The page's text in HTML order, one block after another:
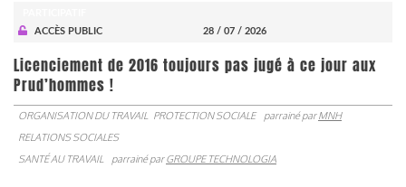
ACCÈS PUBLIC
28 / 07 / 2026
Licenciement de 2016 toujours pas jugé à ce jour aux
Prud’hommes !
ORGANISATION DU TRAVAIL PROTECTION SOCIALE parrainé parMNH
RELATIONS SOCIALES
SANTÉ AU TRAVAIL
parrainé parGROUPE TECHNOLOGIA